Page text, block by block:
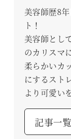
美容師歴8
ト！
美容師とし
のカリスマ
柔らかいカ
にするスト
より可愛い
記事一覧